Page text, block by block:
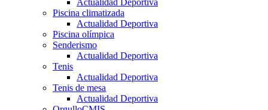
Actualidad Deportiva
Piscina climatizada
Actualidad Deportiva
Piscina olímpica
Senderismo
Actualidad Deportiva
Tenis
Actualidad Deportiva
Tenis de mesa
Actualidad Deportiva